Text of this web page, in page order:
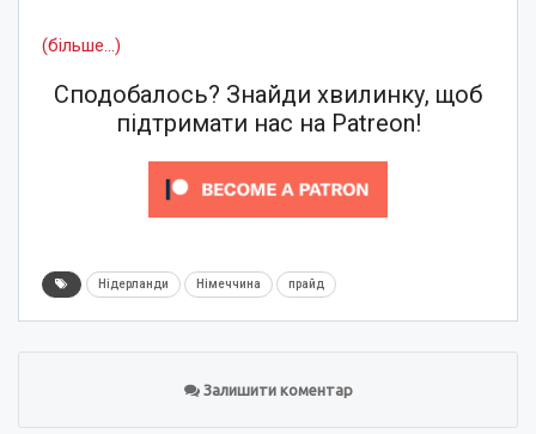
(більше…)
Сподобалось? Знайди хвилинку, щоб
підтримати нас на Patreon!
Нідерланди Німеччина прайд
Залишити коментар